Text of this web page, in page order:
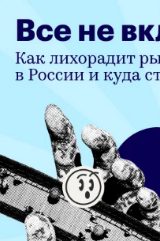
Как начать